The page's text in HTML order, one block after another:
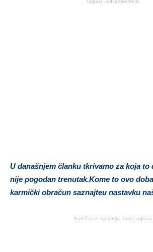
Oglasi - Advertisement
U današnjem članku tkrivamo za koja to
nije pogodan trenutak.Kome to ovo
karmički obračun saznajteu nastavku
Sadržaj se nastavlja ispod oglasa